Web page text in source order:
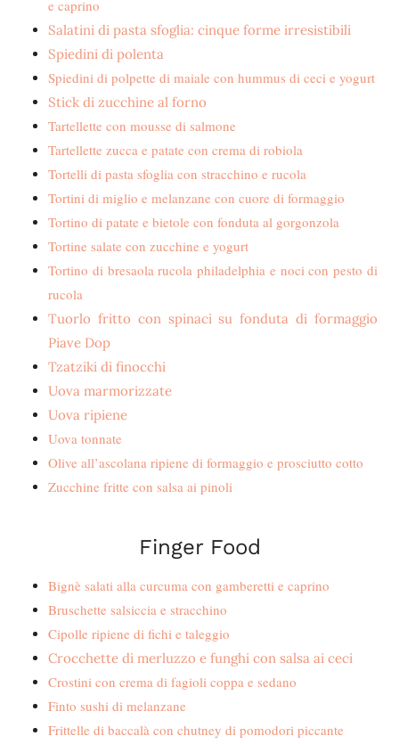
e caprino
Salatini di pasta sfoglia: cinque forme irresistibili
Spiedini di polenta
Spiedini di polpette di maiale con hummus di ceci e yogurt
Stick di zucchine al forno
Tartellette con mousse di salmone
Tartellette zucca e patate con crema di robiola
Tortelli di pasta sfoglia con stracchino e rucola
Tortini di miglio e melanzane con cuore di formaggio
Tortino di patate e bietole con fonduta al gorgonzola
Tortine salate con zucchine e yogurt
Tortino di bresaola rucola philadelphia e noci con pesto di
rucola
Tuorlo fritto con spinaci su fonduta di formaggio
Piave Dop
Tzatziki di finocchi
Uova marmorizzate
Uova ripiene
Uova tonnate
Olive all’ascolana ripiene di formaggio e prosciutto cotto
Zucchine fritte con salsa ai pinoli
Finger Food
Bignè salati alla curcuma con gamberetti e caprino
Bruschette salsiccia e stracchino
Cipolle ripiene di fichi e taleggio
Crocchette di merluzzo e funghi con salsa ai ceci
Crostini con crema di fagioli coppa e sedano
Finto sushi di melanzane
Frittelle di baccalà con chutney di pomodori piccante